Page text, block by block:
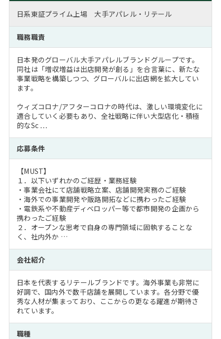
日系東証プライム上場 大手アパレル・リテール
職務職責
日本発のグローバル大手アパレルブランドグループです。
同社は「増収増益は出店開発が創る」を合言葉に、新たな
事業戦略を構築しつつ、グローバルに出店網を拡大してい
ます。
ウィズコロナ/アフターコロナの時代は、激しい環境変化に
適合していく必要もあり、全社戦略に伴い大型店化・積極
的なSc …
応募条件
【MUST】
１．以下いずれかのご経歴・業務経験
・事業会社にて店舗戦略立案、店舗開発実務のご経験
・海外での事業開発や販路開拓などに携わったご経験
・電鉄系や不動産ディベロッパー等で都市開発の企画から
携わったご経験
２．オープンな思考で自身の専門領域に固執することな
く、社内外か …
会社紹介
日本を代表するリテールブランドです。海外事業も非常に
好調で、国内外で数千店舗を展開しています。各分野で優
秀な人材が集まっており、ここからの更なる躍進が期待さ
れています。
職種